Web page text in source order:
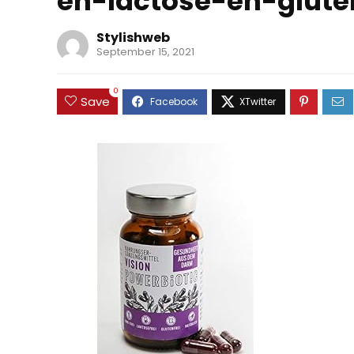
Stylishweb
September 15, 2021
Save
0